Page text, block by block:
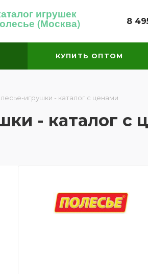
игрушек
(Москва) 8
КУПИТЬ ОПТОМ
игрушки - каталог с ценами
- каталог с